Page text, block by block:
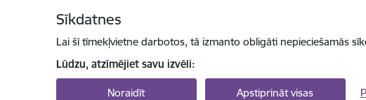
Sīkdatnes
Lai šī tīmekļvietne darbotos, tā izmanto obligāti nepieciešamās
Lūdzu, atzīmējiet savu izvēli:
Noraidīt Apstiprināt visas